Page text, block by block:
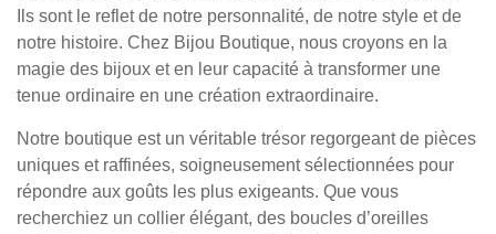
Ils sont le reflet de notre personnalité, de notre style et de
notre histoire. Chez Bijou Boutique, nous croyons en la
magie des bijoux et en leur capacité à transformer une
tenue ordinaire en une création extraordinaire.
Notre boutique est un véritable trésor regorgeant de pièces
uniques et raffinées, soigneusement sélectionnées pour
répondre aux goûts les plus exigeants. Que vous
recherchiez un collier élégant, des boucles d’oreilles